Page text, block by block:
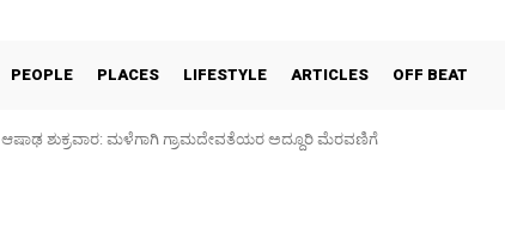
PEOPLE PLACES LIFESTYLE ARTICLES OFF BEAT
ಆಷಾಢ ಶುಕ್ರವಾರ: ಮಳೆಗಾಗಿ ಗ್ರಾಮದೇವತೆಯರ ಅದ್ದೂರಿ ಮೆರವಣಿಗೆ
ಫುಟ್‌ ಪಾತ್ ಒತ್ತುವರಿ ತೆರವಿಗೆ ಎರಡು ದಿನ ಗಡುವು: ಪೊಲೀಸ್ ಎಚ್ಚರಿಕೆ